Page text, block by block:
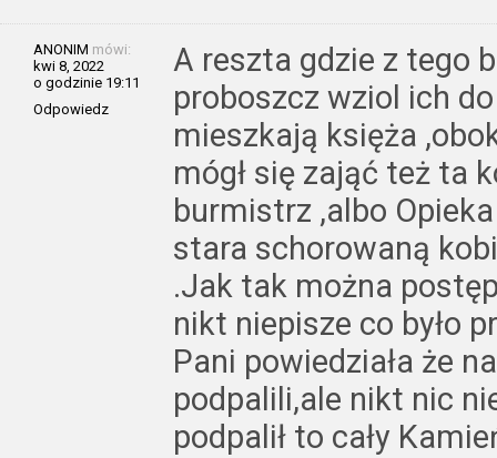
ANONIM mówi:
kwi 8, 2022
o godzinie 19:11
Odpowiedz
A reszta gdzie z tego
proboszcz wziol ich
mieszkają księża
mógł się zająć też ta
burmistrz ,albo
stara schorowaną
.Jak tak można
nikt niepisze co było
Pani powiedziała że
podpalili,ale nikt nic
podpalił to cały